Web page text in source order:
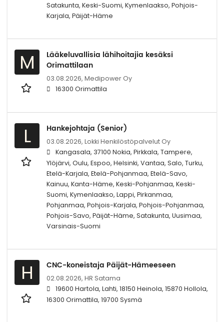
Satakunta, Keski-Suomi, Kymenlaakso, Pohjois-
Karjala, Päijät-Häme
M
Lääkeluvallisia lähihoitajia kesäksi
Orimattilaan
03.08.2026, Medipower Oy
16300 Orimattila
L Hankejohtaja (Senior)
03.08.2026, Lokki Henkilöstöpalvelut Oy
Kangasala, 37100 Nokia, Pirkkala, Tampere,
Ylöjärvi, Oulu, Espoo, Helsinki, Vantaa, Salo, Turku,
Etelä-Karjala, Etelä-Pohjanmaa, Etelä-Savo,
Kainuu, Kanta-Häme, Keski-Pohjanmaa, Keski-
Suomi, Kymenlaakso, Lappi, Pirkanmaa,
Pohjanmaa, Pohjois-Karjala, Pohjois-Pohjanmaa,
Pohjois-Savo, Päijät-Häme, Satakunta, Uusimaa,
Varsinais-Suomi
H CNC-koneistaja Päijät-Hämeeseen
02.08.2026, HR Satama
19600 Hartola, Lahti, 18150 Heinola, 15870 Hollola,
16300 Orimattila, 19700 Sysmä